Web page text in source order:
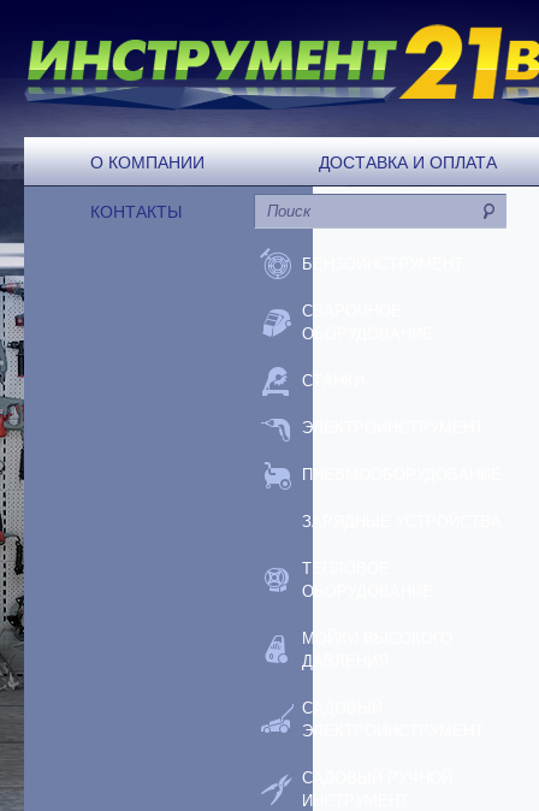
О КОМПАНИИ ДОСТАВКА И ОПЛАТА
КОНТАКТЫ
БЕНЗОИНСТРУМЕНТ
СВАРОЧНОЕ
ОБОРУДОВАНИЕ
СТАНКИ
ЭЛЕКТРОИНСТРУМЕНТ
ПНЕВМООБОРУДОВАНИЕ
ЗАРЯДНЫЕ УСТРОЙСТВА
ТЕПЛОВОЕ
ОБОРУДОВАНИЕ
МОЙКИ ВЫСОКОГО
ДАВЛЕНИЯ
САДОВЫЙ
ЭЛЕКТРОИНСТРУМЕНТ
САДОВЫЙ РУЧНОЙ
ИНСТРУМЕНТ